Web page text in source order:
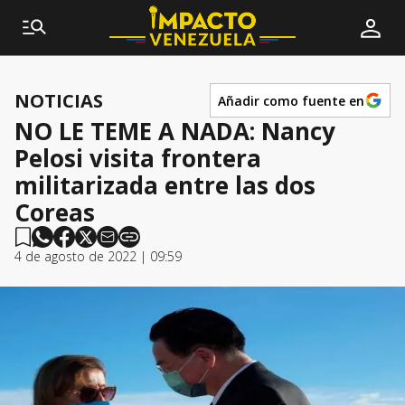
NOTICIAS Añadir como fuente en
NO LE TEME A NADA: Nancy
Pelosi visita frontera
militarizada entre las dos
Coreas
4 de agosto de 2022 | 09:59